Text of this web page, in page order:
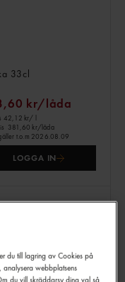
33cl
kr/låda
42,12 kr/ l
381,60 kr/låda
t.o.m 2026.08.09
LOGGA IN
du till lagring av Cookies på
webbplatsens
du vill skräddarsy dina val så